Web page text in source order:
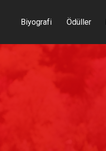
Biyografi Ödüller